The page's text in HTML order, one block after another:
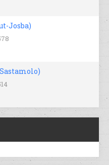
Josba)
Sastamolo)